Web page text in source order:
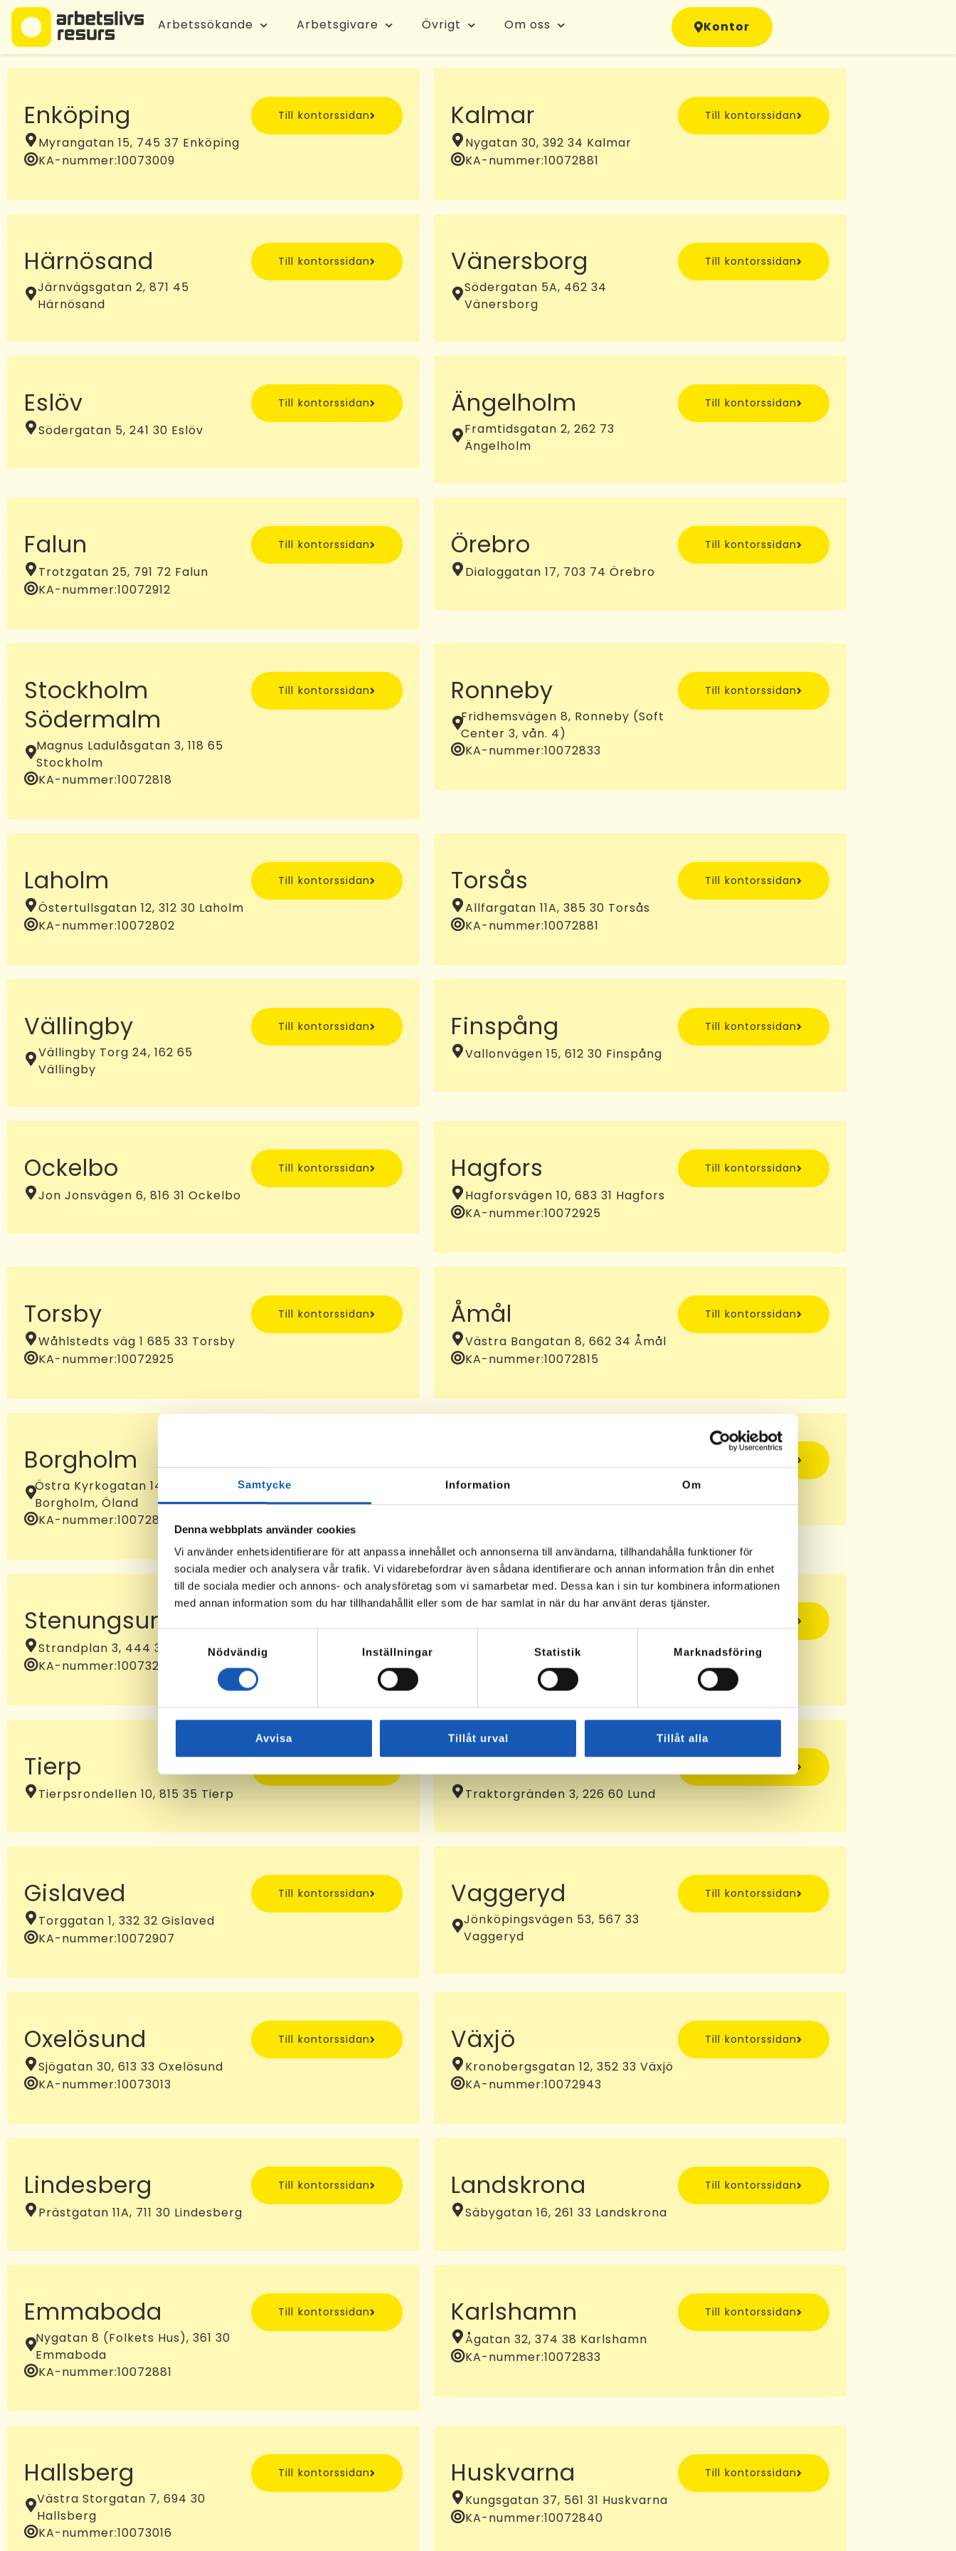
Samtycke Information Om
Denna webbplats använder cookies
Vi använder enhetsidentifierare för att anpassa innehållet och annonserna till användarna, tillhandahålla funktioner för
sociala medier och analysera vår trafik. Vi vidarebefordrar även sådana identifierare och annan information från din enhet
till de sociala medier och annons- och analysföretag som vi samarbetar med. Dessa kan i sin tur kombinera informationen
med annan information som du har tillhandahållit eller som de har samlat in när du har använt deras tjänster.
Nödvändig
Inställningar Statistik Marknadsföring
Avvisa Tillåt urval Tillåt alla
Arbetssökande Arbetsgivare Övrigt Om oss Kontor
Enköping
Myrangatan 15, 745 37 Enköping
KA-nummer:10073009
Till kontorssidan Kalmar
Nygatan 30, 392 34 Kalmar
KA-nummer:10072881
Till kontorssidan
Härnösand
Järnvägsgatan 2, 871 45
Härnösand
Till kontorssidan Vänersborg
Södergatan 5A, 462 34
Vänersborg
Till kontorssidan
Eslöv
Södergatan 5, 241 30 Eslöv
Till kontorssidan Ängelholm
Framtidsgatan 2, 262 73
Ängelholm
Till kontorssidan
Falun
Trotzgatan 25, 791 72 Falun
KA-nummer:10072912
Till kontorssidan Örebro
Dialoggatan 17, 703 74 Örebro
Till kontorssidan
Stockholm
Södermalm
Magnus Ladulåsgatan 3, 118 65
Stockholm
KA-nummer:10072818
Till kontorssidan Ronneby
Fridhemsvägen 8, Ronneby (Soft
Center 3, vån. 4)
KA-nummer:10072833
Till kontorssidan
Laholm
Östertullsgatan 12, 312 30 Laholm
KA-nummer:10072802
Till kontorssidan Torsås
Allfargatan 11A, 385 30 Torsås
KA-nummer:10072881
Till kontorssidan
Vällingby
Vällingby Torg 24, 162 65
Vällingby
Till kontorssidan Finspång
Vallonvägen 15, 612 30 Finspång
Till kontorssidan
Ockelbo
Jon Jonsvägen 6, 816 31 Ockelbo
Till kontorssidan Hagfors
Hagforsvägen 10, 683 31 Hagfors
KA-nummer:10072925
Till kontorssidan
Torsby
Wåhlstedts väg 1 685 33 Torsby
KA-nummer:10072925
Till kontorssidan Åmål
Västra Bangatan 8, 662 34 Åmål
KA-nummer:10072815
Till kontorssidan
Borgholm
Östra Kyrkogatan 14B, 387 32
Borgholm, Öland
KA-nummer:10072881
Eksjö
Kaserngatan 14, 575 35 Eksjö
Stenungsund
Strandplan 3, 444 31 Stenungsund
KA-nummer:10073232
Osby
Klockaregatan 4, 283 31 Osby
KA-nummer:10072935
Tierp
Tierpsrondellen 10, 815 35 Tierp
Lund
Traktorgränden 3, 226 60 Lund
Gislaved
Torggatan 1, 332 32 Gislaved
KA-nummer:10072907
Till kontorssidan Vaggeryd
Jönköpingsvägen 53, 567 33
Vaggeryd
Till kontorssidan
Oxelösund
Sjögatan 30, 613 33 Oxelösund
KA-nummer:10073013
Till kontorssidan Växjö
Kronobergsgatan 12, 352 33 Växjö
KA-nummer:10072943
Till kontorssidan
Lindesberg
Prästgatan 11A, 711 30 Lindesberg
Till kontorssidan Landskrona
Säbygatan 16, 261 33 Landskrona
Till kontorssidan
Emmaboda
Nygatan 8 (Folkets Hus), 361 30
Emmaboda
KA-nummer:10072881
Till kontorssidan Karlshamn
Ågatan 32, 374 38 Karlshamn
KA-nummer:10072833
Till kontorssidan
Hallsberg
Västra Storgatan 7, 694 30
Hallsberg
KA-nummer:10073016
Till kontorssidan Huskvarna
Kungsgatan 37, 561 31 Huskvarna
KA-nummer:10072840
Till kontorssidan